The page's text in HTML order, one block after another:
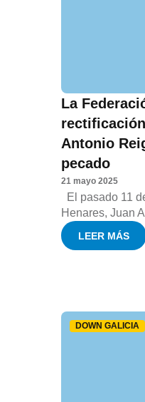
La
Antonio
pecado
21 mayo 2025
El pasado 11
Henares, Juan
LEER MÁS
DOWN GALICIA